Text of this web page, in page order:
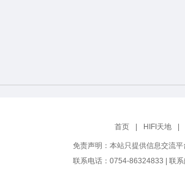
首页 | HIFI天地 |
免责声明：本站只提供信息交流
联系电话：0754-86324833 | 联系